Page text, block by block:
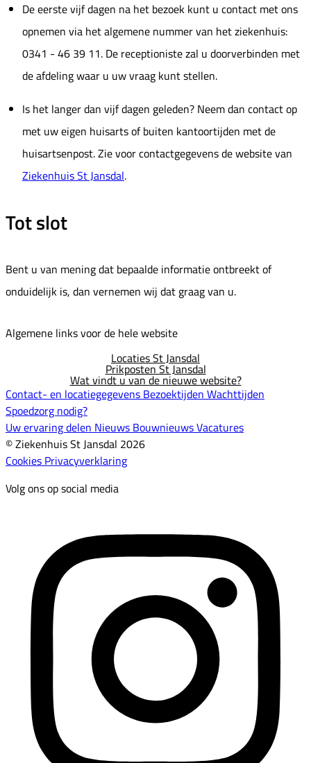
De eerste vijf dagen na het bezoek kunt u contact met ons
opnemen via het algemene nummer van het ziekenhuis:
0341 - 46 39 11. De receptioniste zal u doorverbinden met
de afdeling waar u uw vraag kunt stellen.
Is het langer dan vijf dagen geleden? Neem dan contact op
met uw eigen huisarts of buiten kantoortijden met de
huisartsenpost. Zie voor contactgegevens de website van
Ziekenhuis St Jansdal.
Tot slot
Bent u van mening dat bepaalde informatie ontbreekt of
onduidelijk is, dan vernemen wij dat graag van u.
Algemene links voor de hele website
Locaties St Jansdal
Prikposten St Jansdal
Wat vindt u van de nieuwe website?
Contact- en locatiegegevens Bezoektijden Wachttijden
Spoedzorg nodig?
Uw ervaring delen Nieuws BouwnieuwsVacatures
© Ziekenhuis St Jansdal 2026
Cookies Privacyverklaring
Volg ons op social media